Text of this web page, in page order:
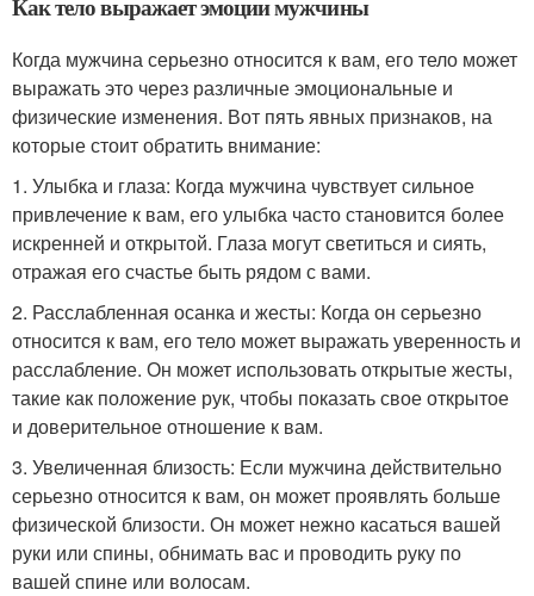
Как тело выражает эмоции мужчины
Когда мужчина серьезно относится к вам, его тело может
выражать это через различные эмоциональные и
физические изменения. Вот пять явных признаков, на
которые стоит обратить внимание:
1. Улыбка и глаза: Когда мужчина чувствует сильное
привлечение к вам, его улыбка часто становится более
искренней и открытой. Глаза могут светиться и сиять,
отражая его счастье быть рядом с вами.
2. Расслабленная осанка и жесты: Когда он серьезно
относится к вам, его тело может выражать уверенность и
расслабление. Он может использовать открытые жесты,
такие как положение рук, чтобы показать свое открытое
и доверительное отношение к вам.
3. Увеличенная близость: Если мужчина действительно
серьезно относится к вам, он может проявлять больше
физической близости. Он может нежно касаться вашей
руки или спины, обнимать вас и проводить руку по
вашей спине или волосам.